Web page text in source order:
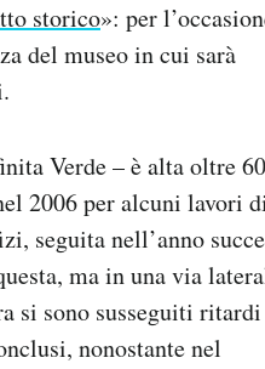
storico»: per
del museo in cui sarà
Verde – è alta oltre 60
2006 per alcuni lavori
seguita nell’anno
ma in una via
si sono susseguiti
nonostante nel